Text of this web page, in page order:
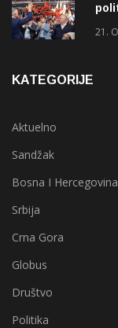
21.
KATEGORIJE
Aktuelno
Sandžak
Bosna I Hercegovina
Srbija
Crna Gora
Globus
Društvo
Politika